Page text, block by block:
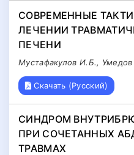
СОВРЕМЕННЫЕ
ЛЕЧЕНИИ
ПЕЧЕНИ
Мустафакулов И.Б., Умедов
Скачать (Русский)
СИНДРОМ
ПРИ СОЧЕТАННЫХ
ТРАВМАХ